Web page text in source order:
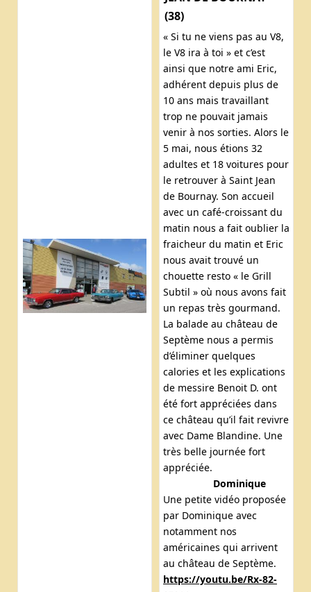
(38)
« Si tu ne viens pas au V8,
le V8 ira à toi » et c’est
ainsi que notre ami Eric,
adhérent depuis plus de
10 ans mais travaillant
trop ne pouvait jamais
venir à nos sorties. Alors le
5 mai, nous étions 32
adultes et 18 voitures pour
le retrouver à Saint Jean
de Bournay. Son accueil
avec un café-croissant du
matin nous a fait oublier la
fraicheur du matin et Eric
nous avait trouvé un
chouette resto « le Grill
Subtil » où nous avons fait
un repas très gourmand.
La balade au château de
Septème nous a permis
d’éliminer quelques
calories et les explications
de messire Benoit D. ont
été fort appréciées dans
ce château qu’il fait revivre
avec Dame Blandine. Une
très belle journée fort
appréciée.
Dominique
Une petite vidéo proposée
par Dominique avec
notamment nos
américaines qui arrivent
au château de Septème.
https://youtu.be/Rx-82-